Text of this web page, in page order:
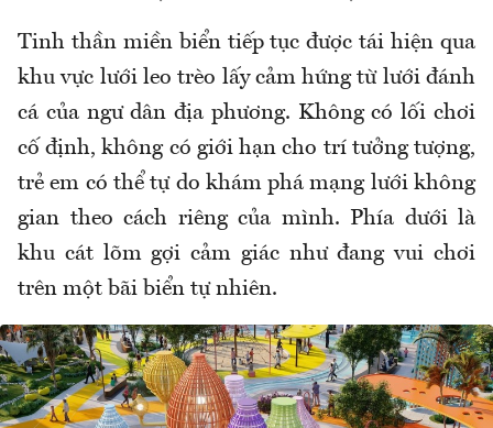
Tinh thần miền biển tiếp tục được tái hiện qua
khu vực lưới leo trèo lấy cảm hứng từ lưới đánh
cá của ngư dân địa phương. Không có lối chơi
cố định, không có giới hạn cho trí tưởng tượng,
trẻ em có thể tự do khám phá mạng lưới không
gian theo cách riêng của mình. Phía dưới là
khu cát lõm gợi cảm giác như đang vui chơi
trên một bãi biển tự nhiên.